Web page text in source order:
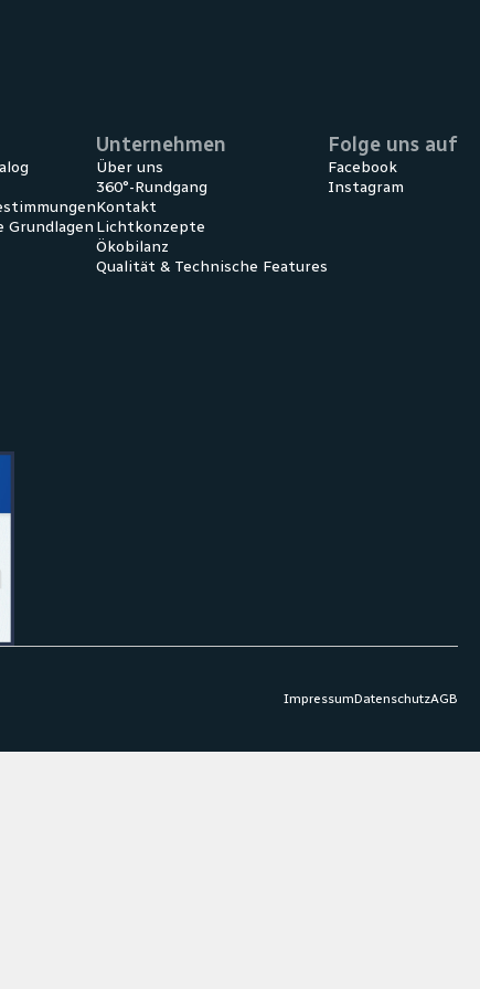
Grundlagen
Unternehmen
Über uns
360°-Rundgang
Kontakt
Lichtkonzepte
Ökobilanz
Qualität & Technische Features
Folge uns auf
Facebook
Instagram
ImpressumDatenschutzAGB